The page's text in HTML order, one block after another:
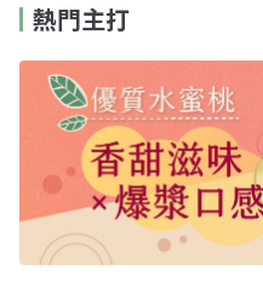
熱門主打